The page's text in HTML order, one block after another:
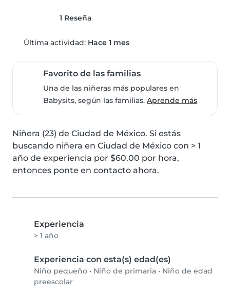
1 Reseña
Última actividad: Hace 1 mes
Favorito de las familias
Una de las niñeras más populares en
Babysits, según las familias.Aprende más
Niñera (23) de Ciudad de México. Si estás
buscando niñera en Ciudad de México con > 1
año de experiencia por $60.00 por hora,
entonces ponte en contacto ahora.
Experiencia
> 1 año
Experiencia con esta(s) edad(es)
Niño pequeño • Niño de primaria • Niño de edad
preescolar